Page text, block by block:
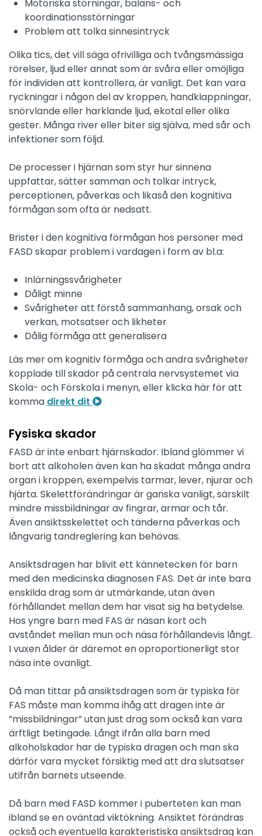
Motoriska störningar, balans- och
koordinationsstörningar
Problem att tolka sinnesintryck
Olika tics, det vill säga ofrivilliga och tvångsmässiga
rörelser, ljud eller annat som är svåra eller omöjliga
för individen att kontrollera, är vanligt. Det kan vara
ryckningar i någon del av kroppen, handklappningar,
snörvlande eller harklande ljud, ekotal eller olika
gester. Många river eller biter sig själva, med sår och
infektioner som följd.
De processer i hjärnan som styr hur sinnena
uppfattar, sätter samman och tolkar intryck,
perceptionen, påverkas och likaså den kognitiva
förmågan som ofta är nedsatt.
Brister i den kognitiva förmågan hos personer med
FASD skapar problem i vardagen i form av bl.a:
Inlärningssvårigheter
Dåligt minne
Svårigheter att förstå sammanhang, orsak och
verkan, motsatser och likheter
Dålig förmåga att generalisera
Läs mer om kognitiv förmåga och andra svårigheter
kopplade till skador på centrala nervsystemet via
Skola- och Förskola i menyn, eller klicka här för att
komma direkt dit
Fysiska skador
FASD är inte enbart hjärnskador. Ibland glömmer vi
bort att alkoholen även kan ha skadat många andra
organ i kroppen, exempelvis tarmar, lever, njurar och
hjärta. Skelettförändringar är ganska vanligt, särskilt
mindre missbildningar av fingrar, armar och tår.
Även ansiktsskelettet och tänderna påverkas och
långvarig tandreglering kan behövas.
Ansiktsdragen har blivit ett kännetecken för barn
med den medicinska diagnosen FAS. Det är inte bara
enskilda drag som är utmärkande, utan även
förhållandet mellan dem har visat sig ha betydelse.
Hos yngre barn med FAS är näsan kort och
avståndet mellan mun och näsa förhållandevis långt.
I vuxen ålder är däremot en oproportionerligt stor
näsa inte ovanligt.
Då man tittar på ansiktsdragen som är typiska för
FAS måste man komma ihåg att dragen inte är
”missbildningar” utan just drag som också kan vara
ärftligt betingade. Långt ifrån alla barn med
alkoholskador har de typiska dragen och man ska
därför vara mycket försiktig med att dra slutsatser
utifrån barnets utseende.
Då barn med FASD kommer i puberteten kan man
ibland se en oväntad viktökning. Ansiktet förändras
också och eventuella karakteristiska ansiktsdrag kan